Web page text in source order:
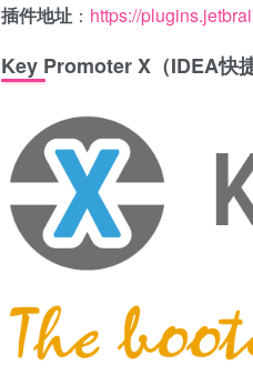
插件地址 ： https://
Key Promoter X（IDEA快